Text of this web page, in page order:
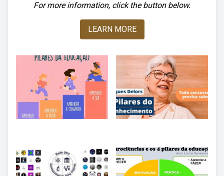
For more information, click the button below.
LEARN MORE